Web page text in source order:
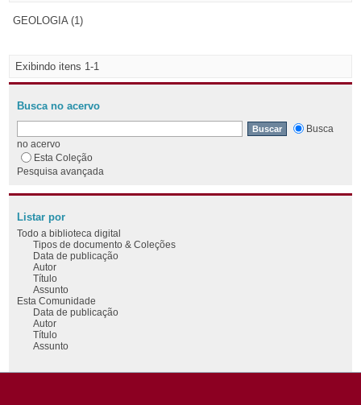
GEOLOGIA (1)
Exibindo itens 1-1
Busca no acervo
Busca
no acervo
Esta Coleção
Pesquisa avançada
Listar por
Todo a biblioteca digital
Tipos de documento & Coleções
Data de publicação
Autor
Título
Assunto
Esta Comunidade
Data de publicação
Autor
Título
Assunto